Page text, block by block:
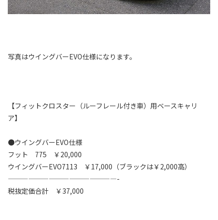
写真はウイングバーEVO仕様になります。
【フィットクロスター（ルーフレール付き車）用ベースキャリ
ア】
●ウイングバーEVO仕様
フット 775 ￥20,000
ウイングバーEVO7113 ￥17,000（ブラックは￥2,000高）
————————————————-
税抜定価合計 ￥37,000